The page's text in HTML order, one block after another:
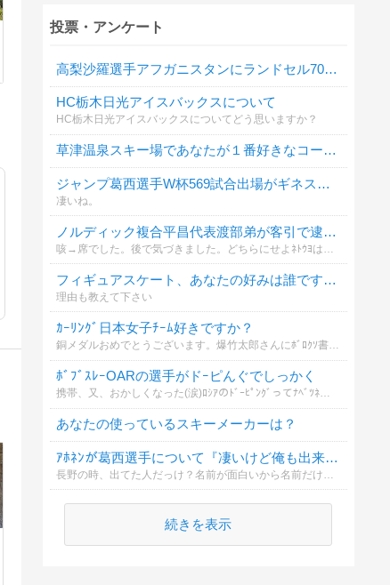
投票・アンケート
高梨沙羅選手アフガニスタンにランドセル7000個
HC栃木日光アイスバックスについて
HC栃木日光アイスバックスについてどう思いますか？
草津温泉スキー場であなたが１番好きなコースまたはゲレンデは？
ジャンプ葛西選手W杯569試合出場がギネス認定
凄いね。
ノルディック複合平昌代表渡部弟が客引で逮捕？
フィギュアスケート、あなたの好みは誰ですか？
理由も教えて下さい
ｶｰﾘﾝｸﾞ日本女子ﾁｰﾑ好きですか？
銅メダルおめでとうございます。爆竹太郎さんにﾎﾞﾛｸｿ書かれてましたけど選手団をｱｲﾄﾞﾙみたいに扱い、おやつﾀｲﾑをTVで映して笑いにしてるﾏｽｺﾐのせーで誤解されてて可哀想だったけどおめでとーござ
ﾎﾞﾌﾞｽﾚｰOARの選手がドｰピんぐでしっかく
携帯、又、おかしくなった(涙)ﾛｼｱのﾄﾞｰﾋﾟﾝｸﾞってﾅﾍﾞﾂﾈの裏金に似てるような気がする。
あなたの使っているスキーメーカーは？
ｱﾎﾈﾝが葛西選手について『凄いけど俺も出来る』とｺﾒﾝﾄしたそうですが
続きを表示